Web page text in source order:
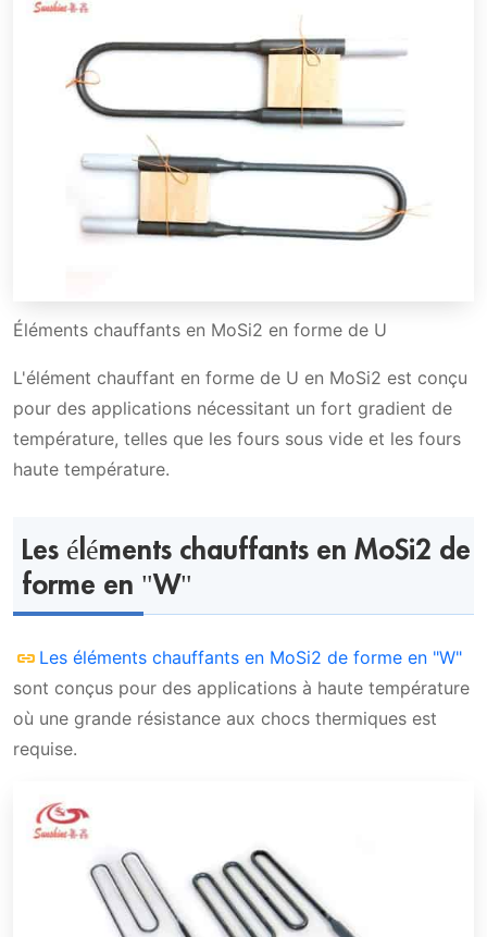
Éléments chauffants en MoSi2 en forme de U
L'élément chauffant en forme de U en MoSi2 est conçu
pour des applications nécessitant un fort gradient de
température, telles que les fours sous vide et les fours
haute température.
Les éléments chauffants en MoSi2 de
forme en "W"
Les éléments chauffants en MoSi2 de forme en "W"
sont conçus pour des applications à haute température
où une grande résistance aux chocs thermiques est
requise.